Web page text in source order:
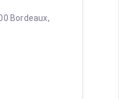
Bordeaux,